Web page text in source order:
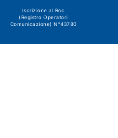
Iscrizione al Roc
(Registro Operatori
Comunicazione) N°43780